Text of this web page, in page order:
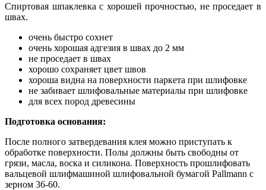
Спиртовая шпаклевка с хорошей прочностью, не проседает в
швах.
очень быстро сохнет
очень хорошая адгезия в швах до 2 мм
не проседает в швах
хорошо сохраняет цвет швов
хороша видна на поверхности паркета при шлифовке
не забивает шлифовальные материалы при шлифовке
для всех пород древесины
Подготовка основания:
После полного затвердевания клея можно приступать к
обработке поверхности. Полы должны быть свободны от
грязи, масла, воска и силикона. Поверхность прошлифовать
вальцевой шлифмашиной шлифовальной бумагой Pallmann c
зерном 36-60.